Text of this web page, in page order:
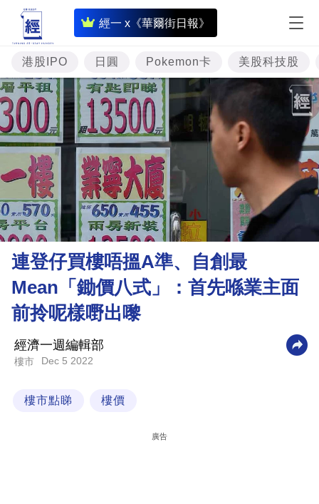
經一 x《華爾街日報》
即
時
財
經
專
投
資
樓
市
理
財
商
業
科
技
港股IPO 日圓 Pokemon卡 美股科技股
連登仔買樓唔搵A準、自創最
Mean「鋤價八式」：首先喺業主面
前拎呢樣嘢出嚟
經濟一週編輯部
樓市 Dec 5 2022
樓市點睇 樓價
廣告